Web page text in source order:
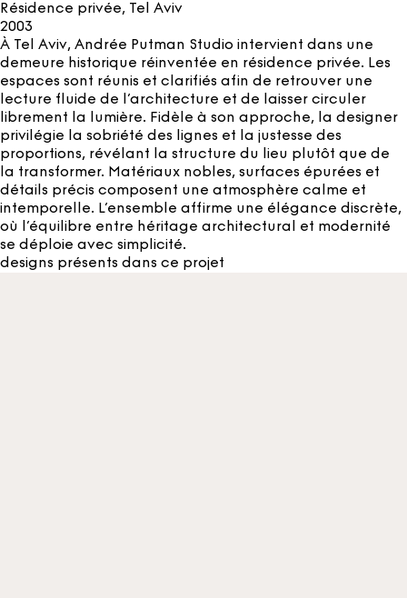
Résidence privée, Tel Aviv
2003
À Tel Aviv, Andrée Putman Studio intervient dans une
demeure historique réinventée en résidence privée. Les
espaces sont réunis et clarifiés afin de retrouver une
lecture fluide de l’architecture et de laisser circuler
librement la lumière. Fidèle à son approche, la designer
privilégie la sobriété des lignes et la justesse des
proportions, révélant la structure du lieu plutôt que de
la transformer. Matériaux nobles, surfaces épurées et
détails précis composent une atmosphère calme et
intemporelle. L’ensemble affirme une élégance discrète,
où l’équilibre entre héritage architectural et modernité
se déploie avec simplicité.
designs présents dans ce projet